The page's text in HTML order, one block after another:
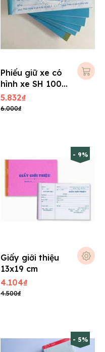
Phiếu giữ xe có
hình xe SH 100
tờ, số nhảy
5.832₫
6.000₫
- 9%
Giấy giới thiệu
13x19 cm
4.104₫
4.500₫
- 5%